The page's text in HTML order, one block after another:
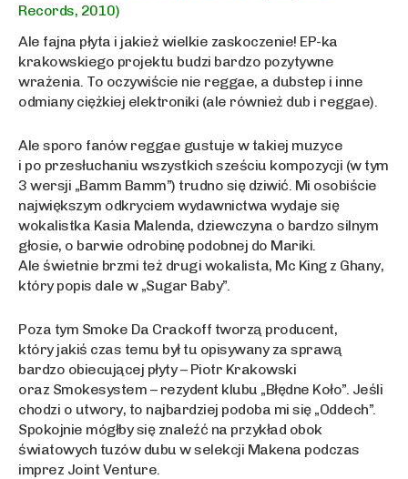
Records, 2010)
Ale fajna płyta i jakież wielkie zaskoczenie! EP-ka
krakowskiego projektu budzi bardzo pozytywne
wrażenia. To oczywiście nie reggae, a dubstep i inne
odmiany ciężkiej elektroniki (ale również dub i reggae).
Ale sporo fanów reggae gustuje w takiej muzyce
i po przesłuchaniu wszystkich sześciu kompozycji (w tym
3 wersji „Bamm Bamm”) trudno się dziwić. Mi osobiście
największym odkryciem wydawnictwa wydaje się
wokalistka Kasia Malenda, dziewczyna o bardzo silnym
głosie, o barwie odrobinę podobnej do Mariki.
Ale świetnie brzmi też drugi wokalista, Mc King z Ghany,
który popis dale w „Sugar Baby”.
Poza tym Smoke Da Crackoff tworzą producent,
który jakiś czas temu był tu opisywany za sprawą
bardzo obiecującej płyty – Piotr Krakowski
oraz Smokesystem – rezydent klubu „Błędne Koło”. Jeśli
chodzi o utwory, to najbardziej podoba mi się „Oddech”.
Spokojnie mógłby się znaleźć na przykład obok
światowych tuzów dubu w selekcji Makena podczas
imprez Joint Venture.